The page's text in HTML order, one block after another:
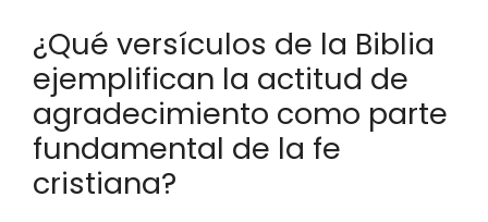
¿Qué versículos de la Biblia
ejemplifican la actitud de
agradecimiento como parte
fundamental de la fe
cristiana?